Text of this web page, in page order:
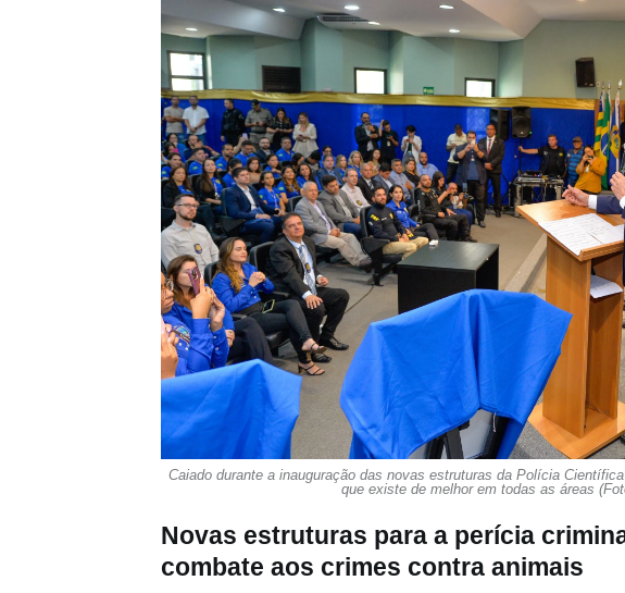
Caiado durante a inauguração das novas estruturas da Polícia
que existe de melhor em todas as áreas
Novas estruturas para a perícia
combate aos crimes contra animais